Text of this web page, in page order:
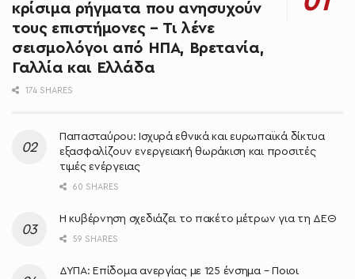
κρίσιμα ρήγματα που ανησυχούν
τους επιστήμονες – Τι λένε
σεισμολόγοι από ΗΠΑ, Βρετανία,
Γαλλία και Ελλάδα
174 SHARES
Παπασταύρου: Ισχυρά εθνικά και ευρωπαϊκά δίκτυα
εξασφαλίζουν ενεργειακή θωράκιση και προσιτές
τιμές ενέργειας
60 SHARES
Η κυβέρνηση σχεδιάζει το πακέτο μέτρων για τη ΔΕΘ
59 SHARES
ΔΥΠΑ: Επίδομα ανεργίας με 125 ένσημα – Ποιοι